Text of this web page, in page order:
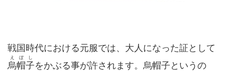
戦国時代における元服では、大人になった証として
烏帽子
えぼし
をかぶる事が許されます。烏帽子というの